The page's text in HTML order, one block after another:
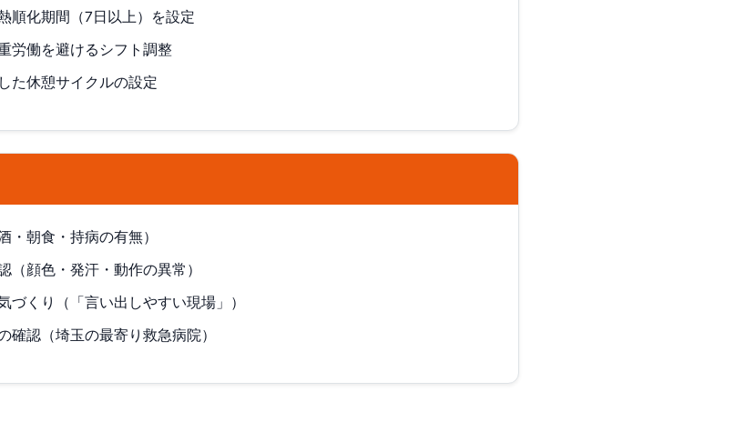
順化期間（7日以上）を設定
労働を避けるシフト調整
た休憩サイクルの設定
・朝食・持病の有無）
（顔色・発汗・動作の異常）
づくり（「言い出しやすい現場」）
確認（埼玉の最寄り救急病院）